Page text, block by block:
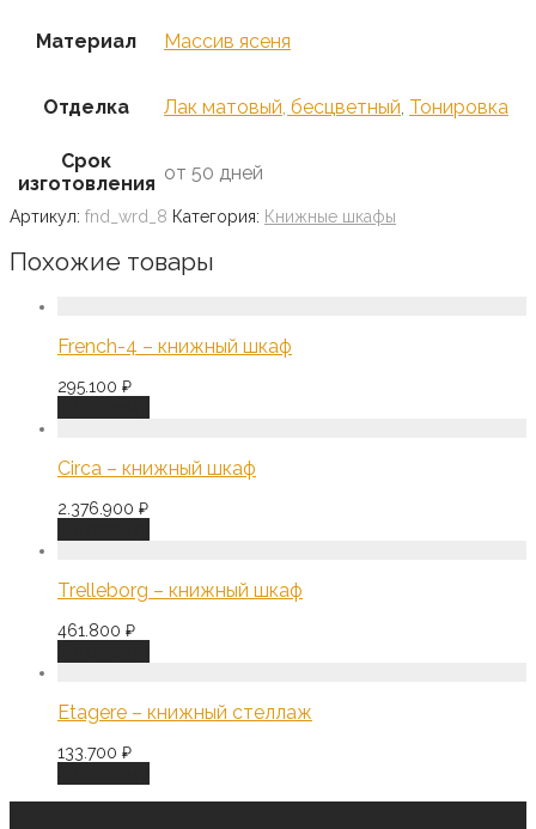
Материал Массив ясеня
Отделка Лак матовый, бесцветный Тонировка
Срок
изготовления от 50 дней
Артикул: fnd_wrd_8 Категория: Книжные шкафы
Похожие товары
French-4 – книжный шкаф
295.100 ₽
Сirca – книжный шкаф
2.376.900 ₽
Trelleborg – книжный шкаф
461.800 ₽
Etagere – книжный стеллаж
133.700 ₽